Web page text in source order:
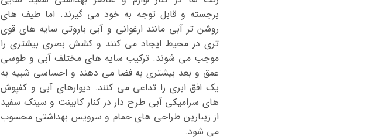
برجسته و قابل توجه به خود می گیرند. اما طیف های
روشن تر آبی مانند ارغوانی و آبی باروتی سایه های قوی
تری در محیط ایجاد می کنند و کشش بصری بیشتری را
موجب می شوند. ترکیب سایه های مختلف آبی و طوسی
عمق و بعد بیشتری به فضا می دهند و احساسی شبیه به
یک افق ابری را تداعی می کنند. دیوارهای آبی و کفپوش
های سرامیکی آبی طرح دار در کنار کابینت و سینک سفید
از زیبارین طراحی های حمام و سرویس بهداشتی محسوب
می شود.